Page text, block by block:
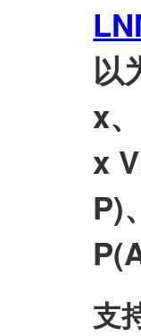
以
x
x
P)
支